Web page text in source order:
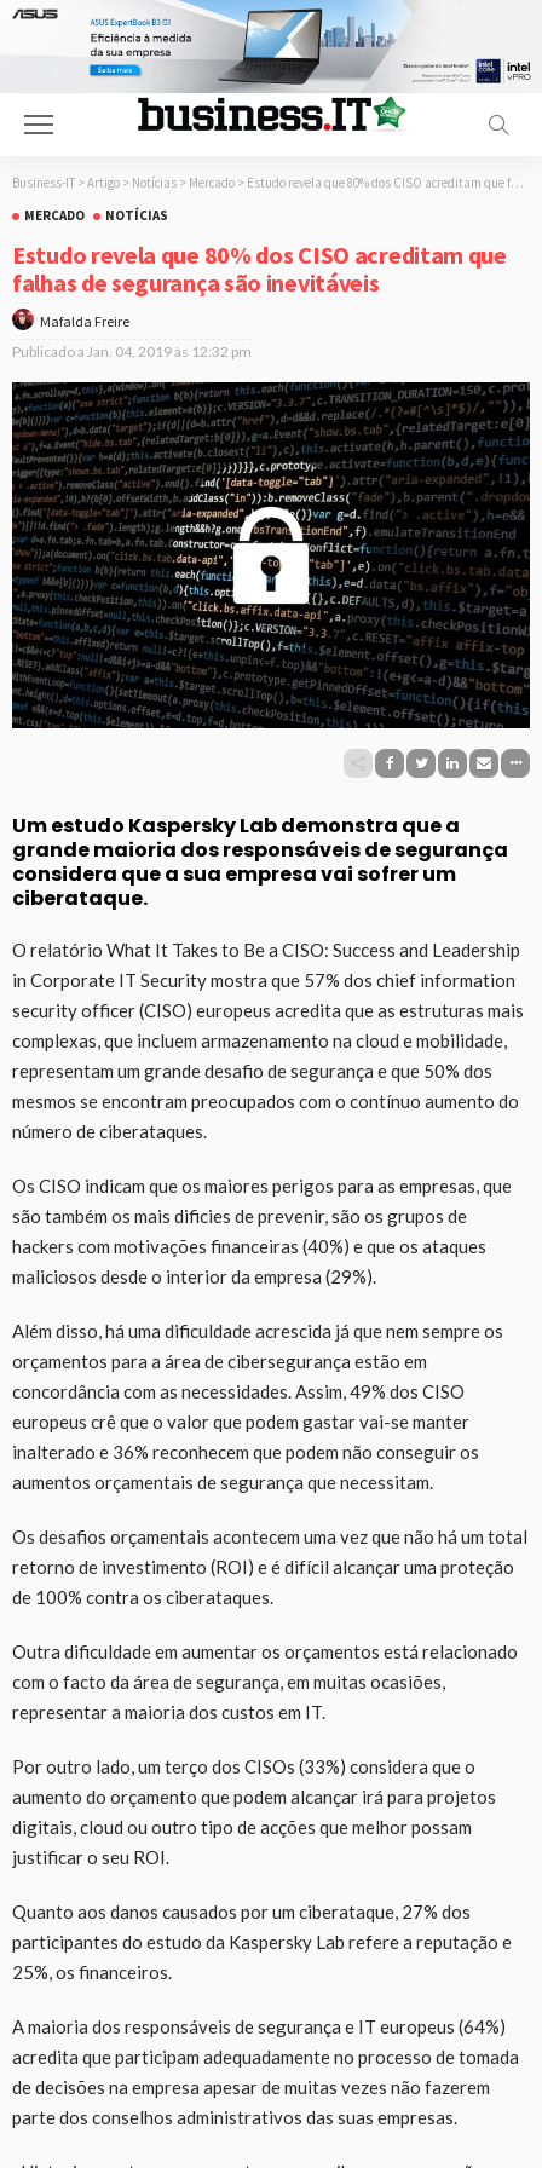
Business-IT > Artigo > Notícias > Mercado > Estudo revela que 80% dos CISO acreditam que falhas de segurança são inevitáveis
MERCADO
NOTÍCIAS
Estudo revela que 80% dos CISO acreditam que
falhas de segurança são inevitáveis
Mafalda Freire
Publicado a Jan. 04, 2019 às 12:32 pm
Um estudo Kaspersky Lab demonstra que a
grande maioria dos responsáveis de segurança
considera que a sua empresa vai sofrer um
ciberataque.
O relatório What It Takes to Be a CISO: Success and Leadership
in Corporate IT Security mostra que 57% dos chief information
security officer (CISO) europeus acredita que as estruturas mais
complexas, que incluem armazenamento na cloud e mobilidade,
representam um grande desafio de segurança e que 50% dos
mesmos se encontram preocupados com o contínuo aumento do
número de ciberataques.
Os CISO indicam que os maiores perigos para as empresas, que
são também os mais dificies de prevenir, são os grupos de
hackers com motivações financeiras (40%) e que os ataques
maliciosos desde o interior da empresa (29%).
Além disso, há uma dificuldade acrescida já que nem sempre os
orçamentos para a área de cibersegurança estão em
concordância com as necessidades. Assim, 49% dos CISO
europeus crê que o valor que podem gastar vai-se manter
inalterado e 36% reconhecem que podem não conseguir os
aumentos orçamentais de segurança que necessitam.
Os desafios orçamentais acontecem uma vez que não há um total
retorno de investimento (ROI) e é difícil alcançar uma proteção
de 100% contra os ciberataques.
Outra dificuldade em aumentar os orçamentos está relacionado
com o facto da área de segurança, em muitas ocasiões,
representar a maioria dos custos em IT.
Por outro lado, um terço dos CISOs (33%) considera que o
aumento do orçamento que podem alcançar irá para projetos
digitais, cloud ou outro tipo de acções que melhor possam
justificar o seu ROI.
Quanto aos danos causados por um ciberataque, 27% dos
participantes do estudo da Kaspersky Lab refere a reputação e
25%, os financeiros.
A maioria dos responsáveis de segurança e IT europeus (64%)
acredita que participam adequadamente no processo de tomada
de decisões na empresa apesar de muitas vezes não fazerem
parte dos conselhos administrativos das suas empresas.